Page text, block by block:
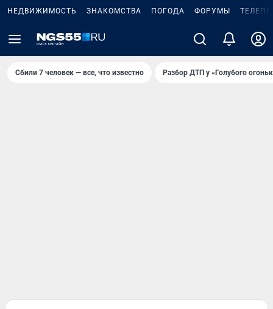
НЕДВИЖИМОСТЬ ЗНАКОМСТВА ПОГОДА ФОРУМЫ
Сбили 7 человек — все, что известно Разбор ДТП у «Голубого